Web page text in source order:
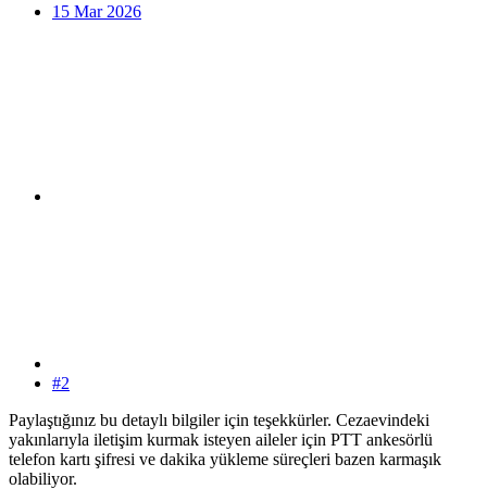
15 Mar 2026
#2
Paylaştığınız bu detaylı bilgiler için teşekkürler. Cezaevindeki
yakınlarıyla iletişim kurmak isteyen aileler için PTT ankesörlü
telefon kartı şifresi ve dakika yükleme süreçleri bazen karmaşık
olabiliyor.